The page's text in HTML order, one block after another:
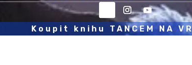
Koupit knihu TANCEM NA